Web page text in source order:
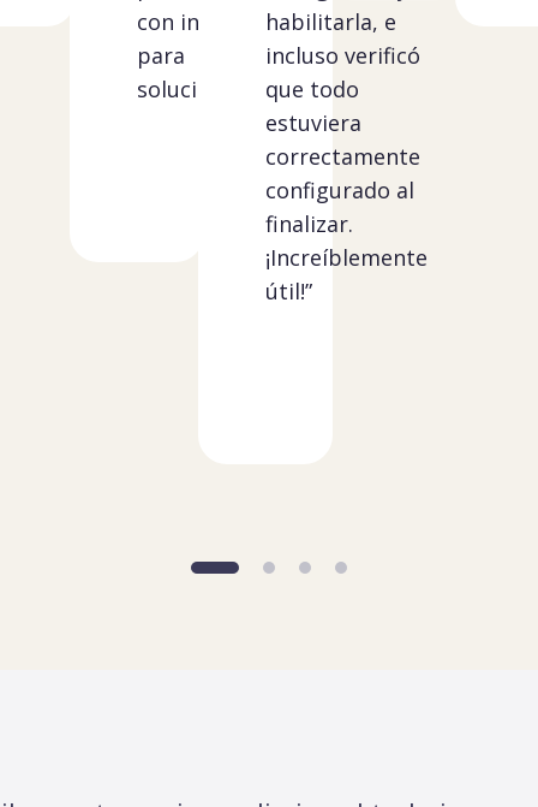
con información
para
solucionarlo.”
habilitarla, e
incluso verificó
que todo
estuviera
correctamente
configurado al
finalizar.
¡Increíblemente
útil!”